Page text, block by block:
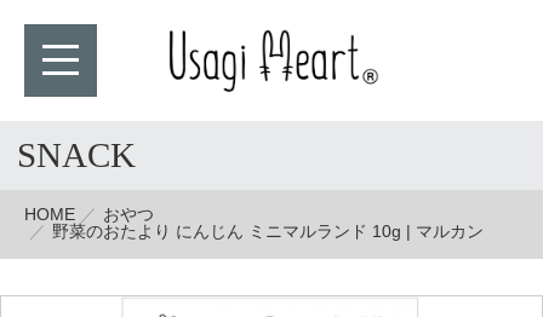
SNACK
HOME
おやつ
野菜のおたより にんじん ミニマルランド 10g | マルカン